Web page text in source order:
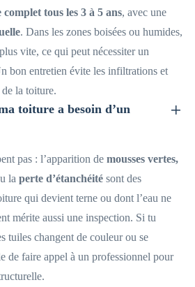
complet tous les 3 à 5 ans, avec une
. Dans les zones boisées ou humides,
vite, ce qui peut nécessiter un
bon entretien évite les infiltrations et
la toiture.
toiture a besoin d’un
pas : l’apparition de mousses vertes,
la perte d’étanchéité sont des
qui devient terne ou dont l’eau ne
mérite aussi une inspection. Si tu
tuiles changent de couleur ou se
de faire appel à un professionnel pour